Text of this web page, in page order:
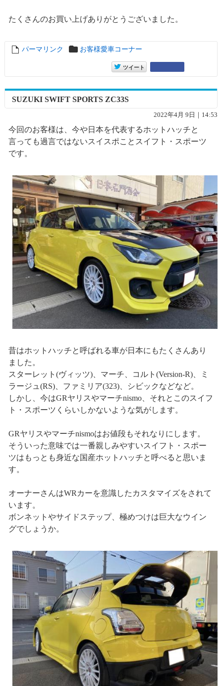
たくさんのお買い上げありがとうございました。
entry15576
パーマリンク お客様愛車コーナー
entry15576
ツイート
SUZUKI SWIFT SPORTS ZC33S
2022年4月 9日｜14:53
今回のお客様は、今や日本を代表するホットハッチと
言っても過言ではないスイスポことスイフト・スポーツ
です。
昔はホットハッチと呼ばれる車が日本にもたくさんあり
ました。
スターレット(ヴィッツ)、マーチ、コルト(Version-R)、ミ
ラージュ(RS)、ファミリア(323)、シビックなどなど。
しかし、今はGRヤリスやマーチnismo、それとこのスイフ
ト・スポーツくらいしかないような気がします。
GRヤリスやマーチnismoはお値段もそれなりにします。
そういった意味では一番親しみやすいスイフト・スポー
ツはもっとも身近な国産ホットハッチと呼べると思いま
す。
オーナーさんはWRカーを意識したカスタマイズをされて
います。
ボンネットやサイドステップ、極めつけは巨大なウイン
グでしょうか。